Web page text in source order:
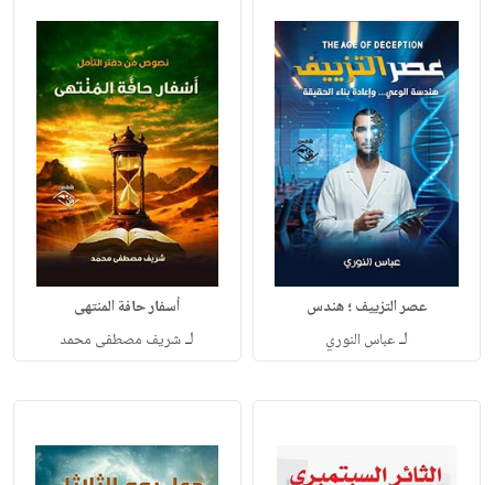
عصر التزييف ؛ هندس
لـعباس النوري
أسفار حافة المنتهى
لـشريف مصطفى محمد